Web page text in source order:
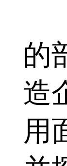
的
造
用